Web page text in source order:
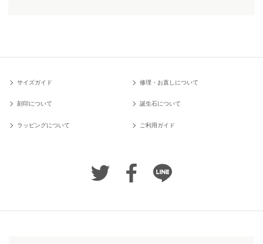
サイズガイド 修理・お直しについて
刻印について 誕生石について
ラッピングについて ご利用ガイド